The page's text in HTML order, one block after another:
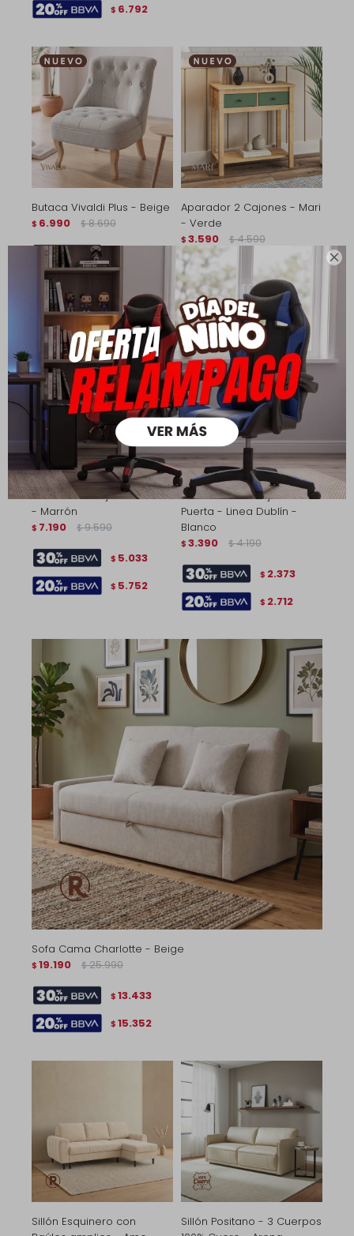

$ 6.792
Butaca Vivaldi Plus - Beige
$ 6.990 $ 8.690
Aparador 2 Cajones - Mari
- Verde
$ 3.590 $ 4.590
2.513
$2.872
Cómoda 4 Cajones - Mari
- Marrón
$ 7.190 $ 9.590
$ 5.033
$ 5.752
Mesa de luz 1 Cajón 1
Puerta - Linea Dublín -
Blanco
$ 3.390 $ 4.190
$ 2.373
$ 2.712
Sofa Cama Charlotte - Beige
$ 19.190 $ 25.990
$ 13.433
$ 15.352
Sillón Esquinero con
Sillón Positano - 3 Cuerpos